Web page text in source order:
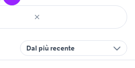
Dal più recente